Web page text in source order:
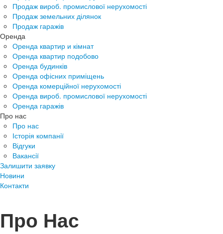
Продаж вироб. промислової нерухомості
Продаж земельних ділянок
Продаж гаражів
Оренда
Оренда квартир и кімнат
Оренда квартир подобово
Оренда будинків
Оренда офісних приміщень
Оренда комерційної нерухомості
Оренда вироб. промислової нерухомості
Оренда гаражів
Про нас
Про нас
Історія компанії
Відгуки
Вакансії
Залишити заявку
Новини
Контакти
Про Нас